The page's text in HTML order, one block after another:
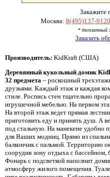
Закажите
Москва: 8(495)137-9120
* бесплатный
Заказать
Производитель: KidKraft (США)
Деревянный кукольный домик
32 предмета – роскошный
друзьями. Каждый этаж и каждая
стиле. Роспись стен тщательно
игрушечной мебелью. На первом
На второй этаж ведет прямая
приготовить еду и принять душ. А
под стальную. На манекене удобно
для Ваших модниц. Прямо из
балкончик с пальмой. Территорию
соорудив зону отдыха с
Фонарь с подсветкой наполнит
атмосферу жилого помещения.